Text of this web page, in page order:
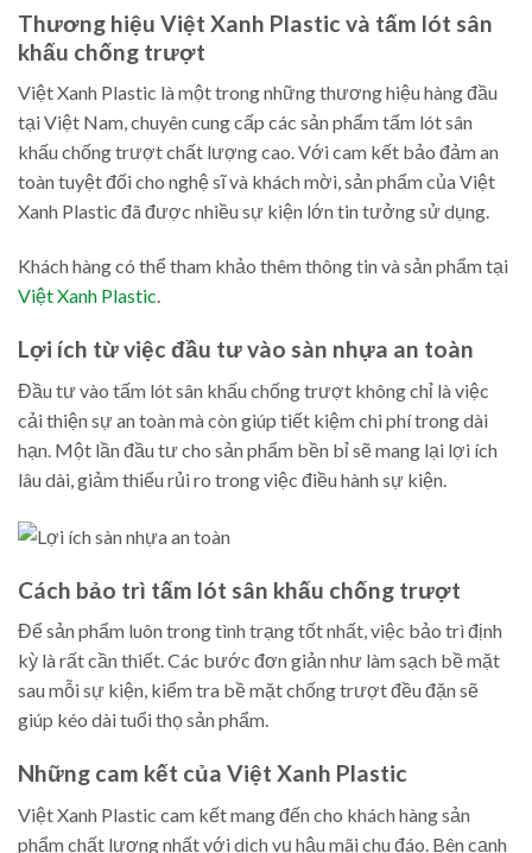
Thương hiệu Việt Xanh Plastic và tấm lót sân
khấu chống trượt
Việt Xanh Plastic là một trong những thương hiệu hàng đầu
tại Việt Nam, chuyên cung cấp các sản phẩm tấm lót sân
khấu chống trượt chất lượng cao. Với cam kết bảo đảm an
toàn tuyệt đối cho nghệ sĩ và khách mời, sản phẩm của Việt
Xanh Plastic đã được nhiều sự kiện lớn tin tưởng sử dụng.
Khách hàng có thể tham khảo thêm thông tin và sản phẩm tại
Việt Xanh Plastic.
Lợi ích từ việc đầu tư vào sàn nhựa an toàn
Đầu tư vào tấm lót sân khấu chống trượt không chỉ là việc
cải thiện sự an toàn mà còn giúp tiết kiệm chi phí trong dài
hạn. Một lần đầu tư cho sản phẩm bền bỉ sẽ mang lại lợi ích
lâu dài, giảm thiểu rủi ro trong việc điều hành sự kiện.
Cách bảo trì tấm lót sân khấu chống trượt
Để sản phẩm luôn trong tình trạng tốt nhất, việc bảo trì định
kỳ là rất cần thiết. Các bước đơn giản như làm sạch bề mặt
sau mỗi sự kiện, kiểm tra bề mặt chống trượt đều đặn sẽ
giúp kéo dài tuổi thọ sản phẩm.
Những cam kết của Việt Xanh Plastic
Việt Xanh Plastic cam kết mang đến cho khách hàng sản
phẩm chất lượng nhất với dịch vụ hậu mãi chu đáo. Bên cạnh